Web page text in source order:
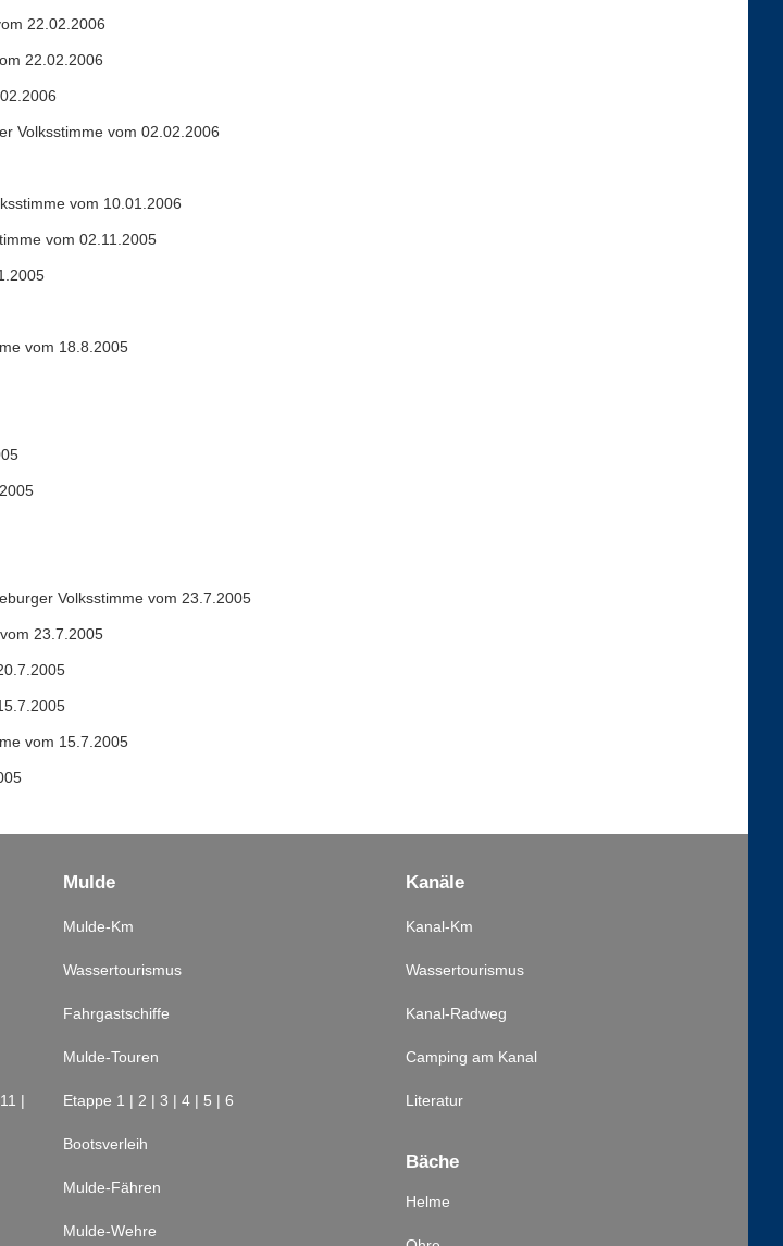
22.02.2006
22.02.2006
Volksstimme vom 02.02.2006
vom 10.01.2006
vom 02.11.2005
vom 18.8.2005
Volksstimme vom 23.7.2005
23.7.2005
vom 15.7.2005
11 |
Mulde
Mulde-Km
Wassertourismus
Fahrgastschiffe
Mulde-Touren
Etappe 1 | 2 | 3 | 4 | 5 | 6
Bootsverleih
Mulde-Fähren
Mulde-Wehre
Kanäle
Kanal-Km
Wassertourismus
Kanal-Radweg
Camping am Kanal
Literatur
Bäche
Helme